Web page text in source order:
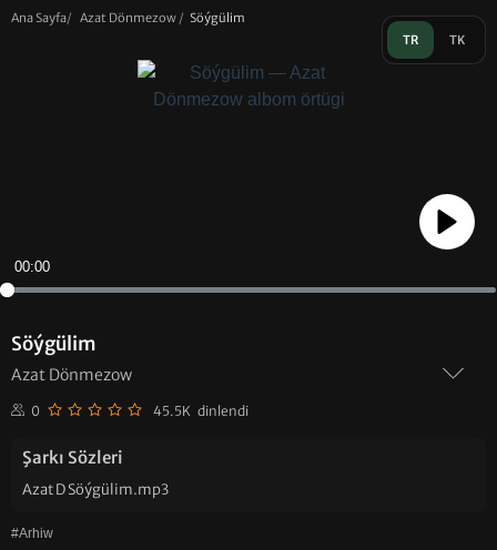
TR TK
Ana Sayfa/ Azat Dönmezow / Söýgülim
Söýgülim
Azat Dönmezow
0 45.5K dinlendi
Şarkı Sözleri
Azat D Söýgülim.mp3
#Arhiw
Play
00:00